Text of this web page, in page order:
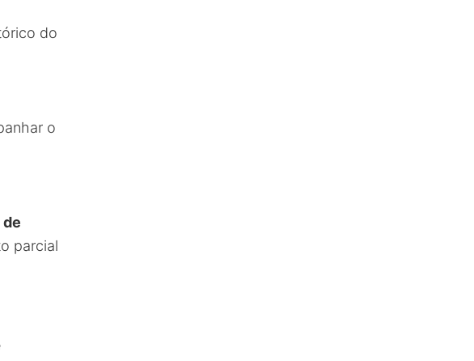
do
o
parcial